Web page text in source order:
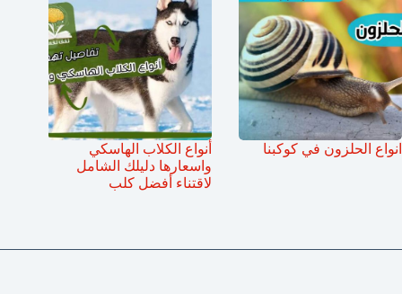
انواع الحلزون في كوكبنا
أنواع الكلاب الهاسكي
واسعارها دليلك الشامل
لاقتناء أفضل كلب